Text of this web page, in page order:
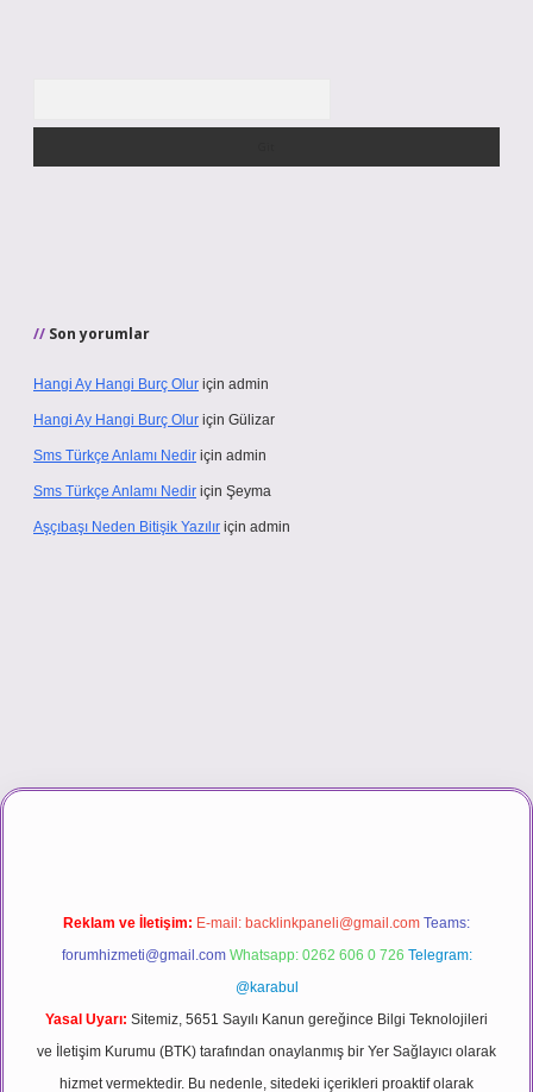
Son yorumlar
Hangi Ay Hangi Burç Olur için admin
Hangi Ay Hangi Burç Olur için Gülizar
Sms Türkçe Anlamı Nedir için admin
Sms Türkçe Anlamı Nedir için Şeyma
Aşçıbaşı Neden Bitişik Yazılır için admin
Reklam ve İletişim: E-mail: backlinkpaneli@gmail.com Teams:
forumhizmeti@gmail.com Whatsapp: 0262 606 0 726 Telegram:
@karabul
Yasal Uyarı: Sitemiz, 5651 Sayılı Kanun gereğince Bilgi Teknolojileri
ve İletişim Kurumu (BTK) tarafından onaylanmış bir Yer Sağlayıcı olarak
hizmet vermektedir. Bu nedenle, sitedeki içerikleri proaktif olarak